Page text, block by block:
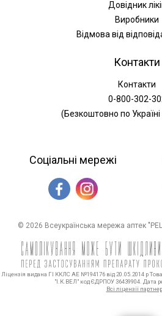
Довідник
Виробники
Відмова від
Контакти
Контакти
0-800-302-
(Безкоштовно по
Соціальні мережі
© 2026 Всеукраїнська мережа аптек
Ліцензія видана ГІ ККЛС АЕ №194176 від 20.05.2014 р
"І.К.ВЕЛ" код ЄДРПОУ 36439904. Дата
Всі ліцензії